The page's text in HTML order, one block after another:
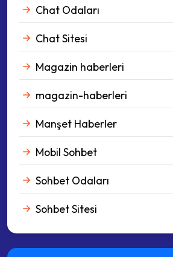
Chat Odaları
Chat Sitesi
Magazin haberleri
magazin-haberleri
Manşet Haberler
Mobil Sohbet
Sohbet Odaları
Sohbet Sitesi